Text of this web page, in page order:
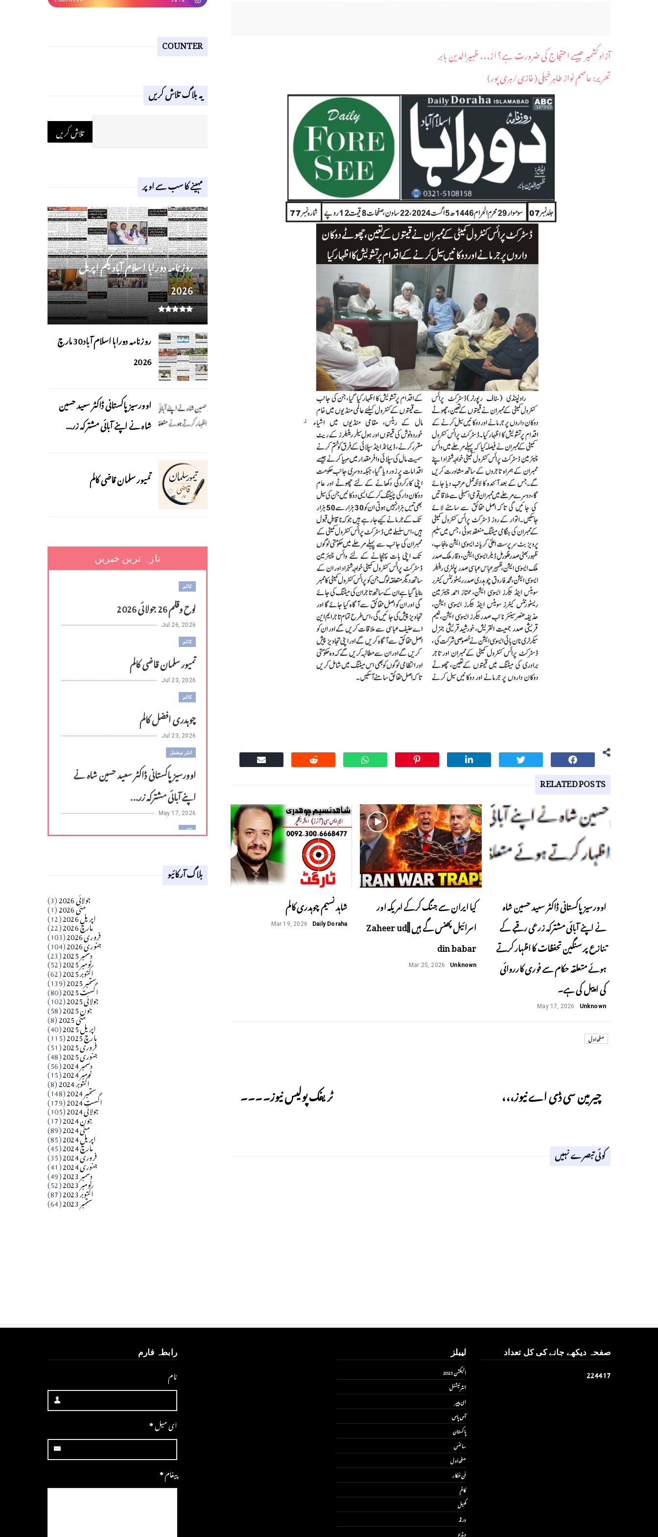
آزاد کشمیر جیسے احتجاج کی ضرورت ہے؟ از،،، ظہیرالدین بابر
​تحریر: عاصم نواز طاہرخیلی (غازی/ہری پور)
RELATED POSTS
اوورسیز پاکستانی ڈاکٹر سعید حسین شاہ
نے اپنے آبائی مشترکہ زرعی رقبے کے
تنازع پر سنگین تحفظات کا اظہار کرتے
ہوئے متعلقہ حکام سے فوری کارروائی
کی اپیل کی ہے۔
Unknown
May 17, 2026
کیا ایران سے جنگ کرکے امریکہ اور
اسرائیل پھنس گے ہیں ||Zaheer ud
din babar
Unknown
Mar 25, 2026
شاہد نسیم چوہدری کالم
Daily Doraha
Mar 19, 2026
صفحۂ اول
چیرمین سی ڈی اے نیوز،،، ٹریفک پولیس نیوز۔۔۔۔
کوئی تبصرے نہیں
COUNTER
یہ بلاگ تلاش کریں
مہینے کا سب سے اوپر
روز نامہ دوراہا اسلام آباد یکم اپریل
2026
روزنامہ دوراہا اسلام آباد 30 مارچ
2026
اوورسیز پاکستانی ڈاکٹر سعید حسین
شاہ نے اپنے آبائی مشترکہ زر...
تمیور سلمان قاضی کالم
تازہ ترین خبریں
کالم
لوح وقلم 26 جولائی 2026
Jul 26, 2026
کالم
تمیور سلمان قاضی کالم
Jul 23, 2026
کالم
چوہدری افضل کالم
Jul 23, 2026
انٹر نیشنل
اوورسیز پاکستانی ڈاکٹر سعید حسین شاہ نے
اپنے آبائی مشترکہ زر...
May 17, 2026
کالم
Apr 18, 2026
آزاد کشمیر جیسے احتجاج کی ضرورت ہے؟
​تحریر: عاصم نواز طاہرخیلی (غازی/ہری پور)
بلاگ آرکائیو
جولائی 2026 (3) مئی 2026 (1) اپریل 2026 (12) مارچ 2026 (22) فروری 2026 (103) جنوری 2026 (104) دسمبر 2025 (23) نومبر 2025 (52) اکتوبر 2025 (62) ستمبر 2025 (139) اگست 2025 (80) جولائی 2025 (102) جون 2025 (58) مئی 2025 (8) اپریل 2025 (40) مارچ 2025 (115) فروری 2025 (51) جنوری 2025 (48) دسمبر 2024 (56) نومبر 2024 (15) اکتوبر 2024 (8) ستمبر 2024 (148) اگست 2024 (179) جولائی 2024 (105) جون 2024 (17) مئی 2024 (89) اپریل 2024 (85) مارچ 2024 (45) فروری 2024 (35) جنوری 2024 (41) دسمبر 2023 (49) نومبر 2023 (52) اکتوبر 2023 (87) ستمبر 2023 (64)
صفحہ دیکھے جانے کی کل تعداد
224417
لیبلز
الیکشن 2023
انٹر نیشنل
ای پیپر
آس پاس
پاکستان
سائنس
صفحۂ اول
فن فنکار
کالم
کھیل
ورلڈ
ویڈیو
رابطہ فارم
نام
ای میل*
پیغام*